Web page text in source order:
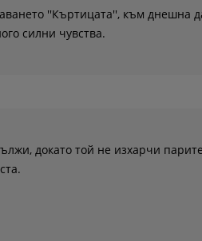
''Къртицата'', към днешна
силни чувства.
докато той не изхарчи